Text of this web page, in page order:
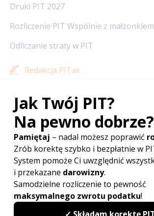
Druki PIT 2027
Rozliczenie PIT Wspólnie z małżonkiem
Odliczanie straty w PIT
Redakcja PITax
Opinie